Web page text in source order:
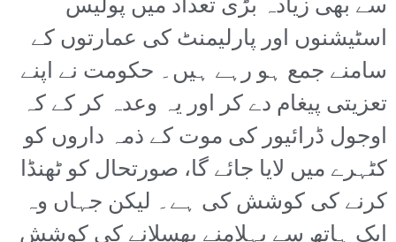
اسٹیشنوں اور پارلیمنٹ کی عمارتوں کے
سامنے جمع ہو رہے ہیں۔ حکومت نے اپنے
تعزیتی پیغام دے کر اور یہ وعدہ کر کے کہ
اوجول ڈرائیور کی موت کے ذمہ داروں کو
کٹہرے میں لایا جائے گا، صورتحال کو ٹھنڈا
کرنے کی کوشش کی ہے۔ لیکن جہاں وہ